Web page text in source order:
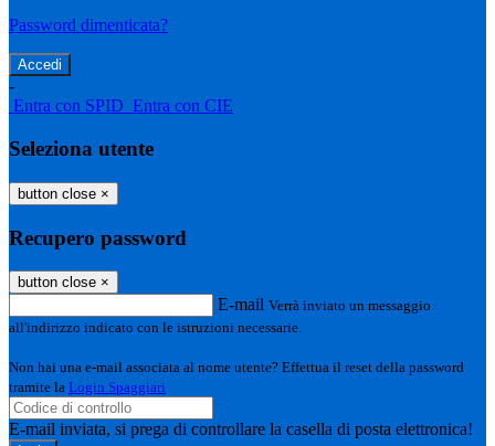
Password dimenticata?
-
Entra con SPID Entra con CIE
Seleziona utente
button close ×
Recupero password
button close ×
E-mail Verrà inviato un messaggio
all'indirizzo indicato con le istruzioni necessarie.
Non hai una e-mail associata al nome utente? Effettua il reset della password
tramite la Login Spaggiari
E-mail inviata, si prega di controllare la casella di posta elettronica!